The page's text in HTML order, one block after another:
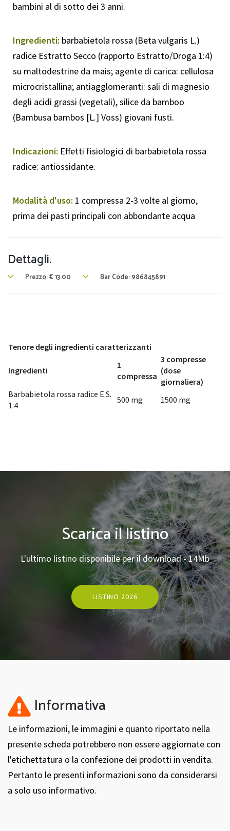
bambini al di sotto dei 3 anni.
Ingredienti: barbabietola rossa (Beta vulgaris L.)
radice Estratto Secco (rapporto Estratto/Droga 1:4)
su maltodestrine da mais; agente di carica: cellulosa
microcristallina; antiagglomeranti: sali di magnesio
degli acidi grassi (vegetali), silice da bamboo
(Bambusa bambos [L.] Voss) giovani fusti.
Indicazioni: Effetti fisiologici di barbabietola rossa
radice: antiossidante.
Modalità d'uso: 1 compressa 2-3 volte al giorno,
prima dei pasti principali con abbondante acqua
Dettagli.
Prezzo:€13.00 Bar Code: 986845891
Tenore degli ingredienti caratterizzanti
Ingredienti
1
compressa
3 compresse
(dose
giornaliera)
Barbabietola rossa radice E.S.
1:4
500 mg 1500 mg
Scarica il listino
L'ultimo listino disponibile per il download - 14Mb
LISTINO 2026
Informativa
Le informazioni, le immagini e quanto riportato nella
presente scheda potrebbero non essere aggiornate con
l'etichettatura o la confezione dei prodotti in vendita.
Pertanto le presenti informazioni sono da considerarsi
a solo uso informativo.